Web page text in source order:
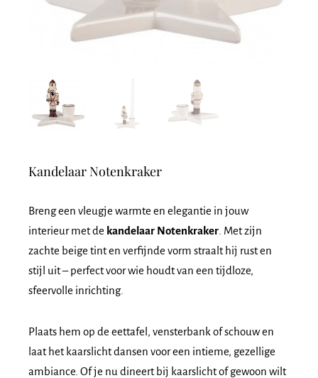
Kandelaar Notenkraker
Breng een vleugje warmte en elegantie in jouw
interieur met de kandelaar Notenkraker . Met zijn
zachte beige tint en verfijnde vorm straalt hij rust en
stijl uit – perfect voor wie houdt van een tijdloze,
sfeervolle inrichting.
Plaats hem op de eettafel, vensterbank of schouw en
laat het kaarslicht dansen voor een intieme, gezellige
ambiance. Of je nu dineert bij kaarslicht of gewoon wilt